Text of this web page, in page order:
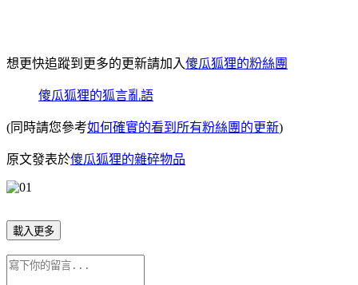
想更快追蹤到更多的更新請加入傻瓜狐狸的粉絲團
傻瓜狐狸的狐言亂語
(同時請您參考如何確實的看到所有粉絲團的更新)
原文發表於傻瓜狐狸的雜碎物品
載入更多